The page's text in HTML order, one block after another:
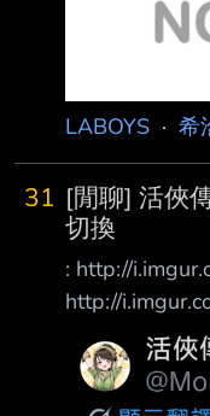
LABOYS · 希
31 [閒聊] 活俠
切換
: http://
http://
http://
佈 : 團隊真的
http://